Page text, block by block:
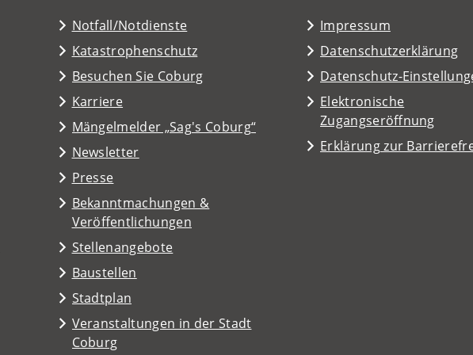
Notfall/Notdienste
Katastrophenschutz
Besuchen Sie Coburg
(Öffnet
in
neuen
Tab)
Karriere
Mängelmelder „Sag's Coburg“
(Öffnet
in
neuen
Tab)
Newsletter
Presse
Bekanntmachungen &
Veröffentlichungen
Stellenangebote
Baustellen
Stadtplan
(Öffnet
in
einem
Veranstaltungen in der Stadt
Coburg
(Öffnet
Impressum
Datenschutzerklärung
Datenschutz-
Elektronische
Zugangseröffnung
Erklärung zur